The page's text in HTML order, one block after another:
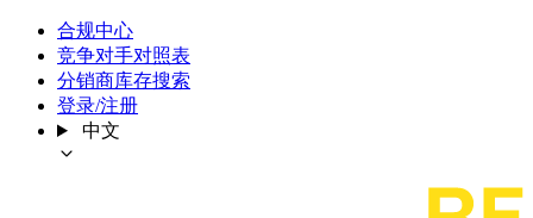
合规中心
竞争对手对照表
分销商库存搜索
登录/注册
中文